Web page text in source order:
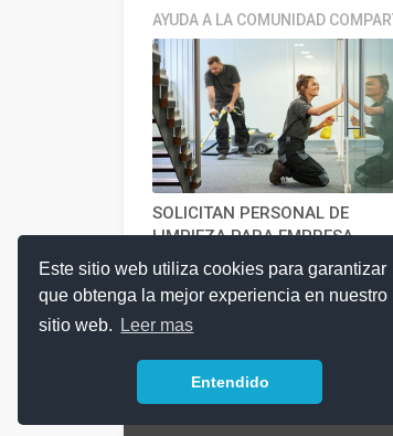
Este sitio web utiliza cookies para garantizar
que obtenga la mejor experiencia en nuestro
sitio web.
Leer mas
Entendido
AYUDA A LA COMUNIDAD
SOLICITAN PERSONAL DE
LIMPIEZA PARA EMPRESA
JULIO 17, 2026
© 2018 Argentina-Trabaja.com |